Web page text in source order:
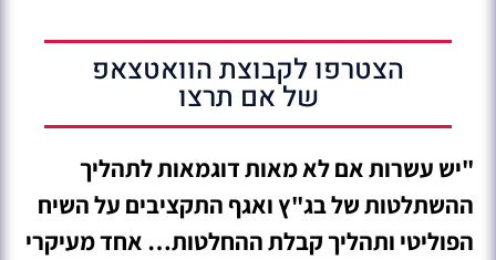
הצטרפו לקבוצת הוואטצאפ
של אם תרצו
"יש עשרות אם לא מאות דוגמאות לתהליך
ההשתלטות של בג"ץ ואגף התקציבים על השיח
הפוליטי ותהליך קבלת ההחלטות… אחד מעיקרי